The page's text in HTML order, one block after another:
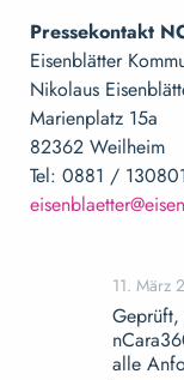
Pressekontakt
Eisenblätter
Nikolaus
Marienplatz 15a
82362 Weilheim
Tel: 0881 /
11. März
alle